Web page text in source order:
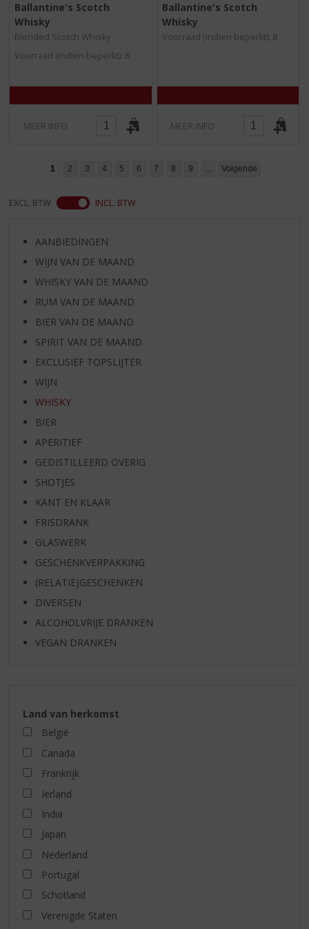
,
/
)
Ballantine's Scotch
Whisky
Blended Scotch Whisky
Voorraad (indien beperkt): 8
MEER INFO
,
/
Ballantine's Scotch
Whisky
Voorraad (indien beperkt): 8
MEER INFO
1 2 3 4 5 6 7 8 9 ... Volgende
EXCL. BTW INCL. BTW
AANBIEDINGEN
WIJN VAN DE MAAND
WHISKY VAN DE MAAND
RUM VAN DE MAAND
BIER VAN DE MAAND
SPIRIT VAN DE MAAND
EXCLUSIEF TOPSLIJTER
WIJN
WHISKY
BIER
APERITIEF
GEDISTILLEERD OVERIG
SHOTJES
KANT EN KLAAR
FRISDRANK
GLASWERK
GESCHENKVERPAKKING
(RELATIE)GESCHENKEN
DIVERSEN
ALCOHOLVRIJE DRANKEN
VEGAN DRANKEN
Land van herkomst
België
Canada
Frankrijk
Ierland
India
Japan
Nederland
Portugal
Schotland
Verenigde Staten